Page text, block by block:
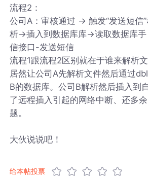
流程2：
公司A：审核通过 -> 触发“发送短信
析->插入到数据库库->读取数据库
信接口-发送短信
流程1跟流程2区别就在于谁来解析文
居然让公司A先解析文件然后通过
B的数据库。公司B解析然后插入到
了远程插入引起的网络中断、还多
题。
大伙说说吧！
给本帖投票